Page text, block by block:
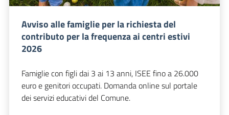
Avviso alle famiglie per la richiesta del
contributo per la frequenza ai centri estivi
2026
Famiglie con figli dai 3 ai 13 anni, ISEE fino a 26.000
euro e genitori occupati. Domanda online sul portale
dei servizi educativi del Comune.